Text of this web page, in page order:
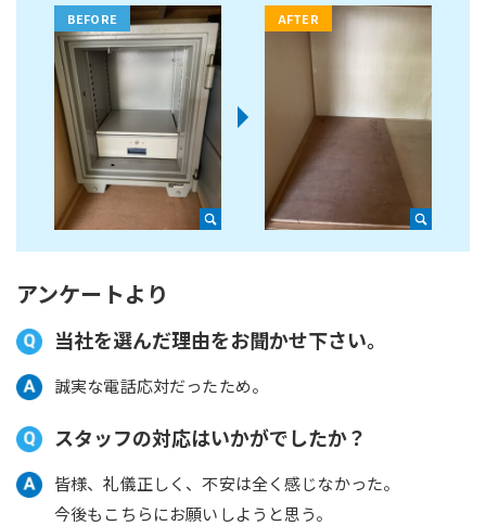
アンケートより
当社を選んだ理由をお聞かせ下さい。
誠実な電話応対だったため。
スタッフの対応はいかがでしたか？
皆様、礼儀正しく、不安は全く感じなかった。
今後もこちらにお願いしようと思う。